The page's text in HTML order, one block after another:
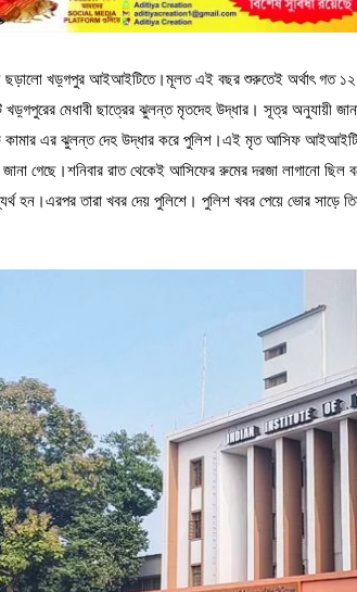
ছড়ালো খড়্গপুর আইআইটিতে।মূলত এই বছর শুরুতেই অর্থাৎ গত
মেধাবী ছাত্রের ঝুলন্ত মৃতদেহ উদ্ধার। সূত্র অনুযায়ী জানা
কামার এর ঝুলন্ত দেহ উদ্ধার করে পুলিশ।এই মৃত আসিফ
গেছে।শনিবার রাত থেকেই আসিফের রুমের দরজা লাগানো
হন।এরপর তারা খবর দেয় পুলিশে। পুলিশ খবর পেয়ে ভোর সাড়ে